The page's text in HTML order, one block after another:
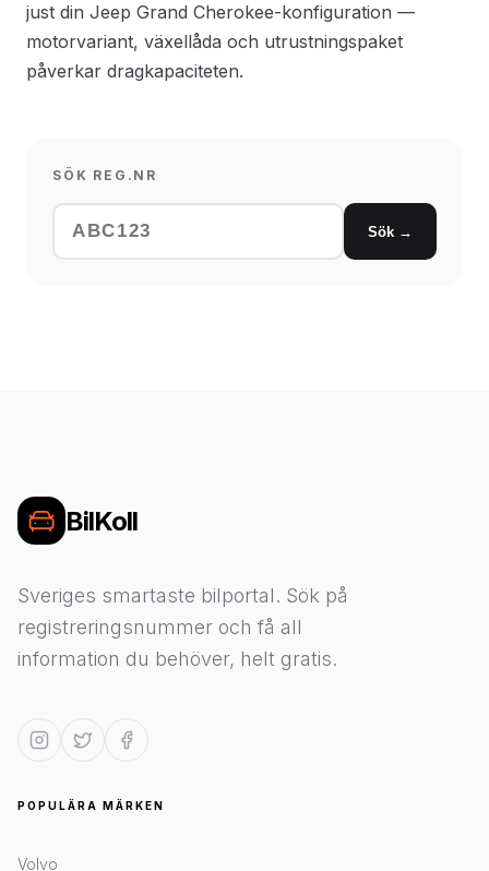
just din Jeep Grand Cherokee-konfiguration —
motorvariant, växellåda och utrustningspaket
påverkar dragkapaciteten.
SÖK REG.NR
Sök →
BilKoll
Sveriges smartaste bilportal. Sök på
registreringsnummer och få all
information du behöver, helt gratis.
POPULÄRA MÄRKEN
Volvo